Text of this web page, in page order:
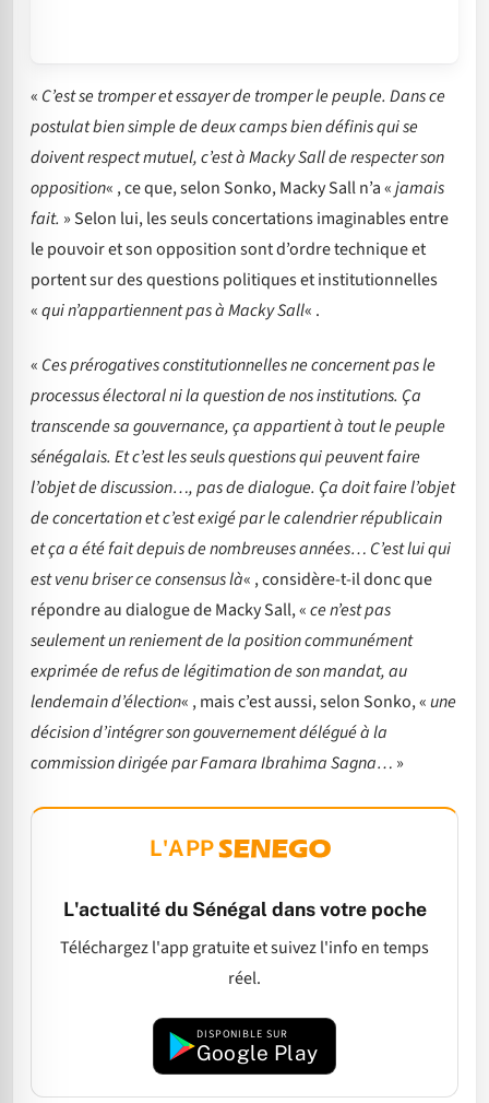
« C’est se tromper et essayer de tromper le peuple. Dans ce
postulat bien simple de deux camps bien définis qui se
doivent respect mutuel, c’est à Macky Sall de respecter son
opposition« , ce que, selon Sonko, Macky Sall n’a «jamais
fait. » Selon lui, les seuls concertations imaginables entre
le pouvoir et son opposition sont d’ordre technique et
portent sur des questions politiques et institutionnelles
«qui n’appartiennent pas à Macky Sall« .
« Ces prérogatives constitutionnelles ne concernent pas le
processus électoral ni la question de nos institutions. Ça
transcende sa gouvernance, ça appartient à tout le peuple
sénégalais. Et c’est les seuls questions qui peuvent faire
l’objet de discussion…, pas de dialogue. Ça doit faire l’objet
de concertation et c’est exigé par le calendrier républicain
et ça a été fait depuis de nombreuses années… C’est lui qui
est venu briser ce consensus là« , considère-t-il donc que
répondre au dialogue de Macky Sall, «ce n’est pas
seulement un reniement de la position communément
exprimée de refus de légitimation de son mandat, au
lendemain d’élection« , mais c’est aussi, selon Sonko, «une
décision d’intégrer son gouvernement délégué à la
commission dirigée par Famara Ibrahima Sagna… »
L'APP
L'actualité du Sénégal dans votre poche
Téléchargez l'app gratuite et suivez l'info en temps
réel.
DISPONIBLE SUR
Google Play